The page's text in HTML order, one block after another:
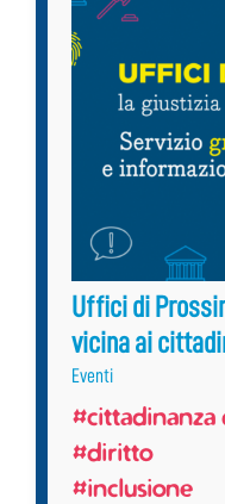
Uffici di
vicina ai
Eventi
#cittadinanza
#diritto
#inclusione